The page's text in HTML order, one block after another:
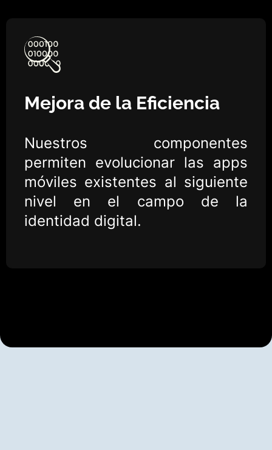
Mejora de la Eficiencia
Nuestros componentes
permiten evolucionar las apps
móviles existentes al siguiente
nivel en el campo de la
identidad digital.